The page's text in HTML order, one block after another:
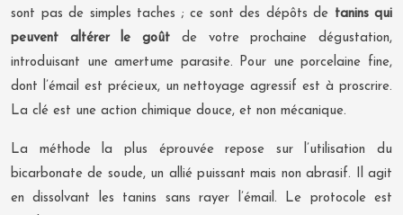
sont pas de simples taches ; ce sont des dépôts de tanins qui
peuvent altérer le goût de votre prochaine dégustation,
introduisant une amertume parasite. Pour une porcelaine fine,
dont l’émail est précieux, un nettoyage agressif est à proscrire.
La clé est une action chimique douce, et non mécanique.
La méthode la plus éprouvée repose sur l’utilisation du
bicarbonate de soude, un allié puissant mais non abrasif. Il agit
en dissolvant les tanins sans rayer l’émail. Le protocole est